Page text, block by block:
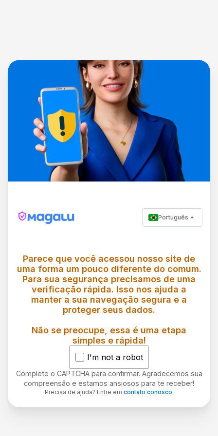
Português
Parece que você acessou nosso site de
uma forma um pouco diferente do comum.
Para sua segurança precisamos de uma
verificação rápida. Isso nos ajuda a
manter a sua navegação segura e a
proteger seus dados.
Não se preocupe, essa é uma etapa
simples e rápida!
I'm not a robot
Complete o CAPTCHA para confirmar. Agradecemos sua
compreensão e estamos ansiosos para te receber!
Precisa de ajuda? Entre em contato conosco.